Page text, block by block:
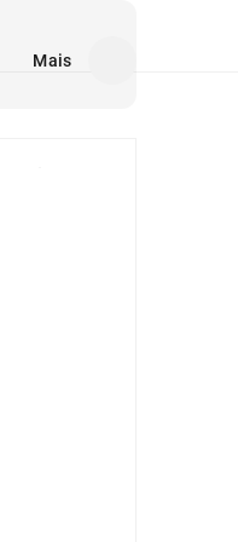
Mais